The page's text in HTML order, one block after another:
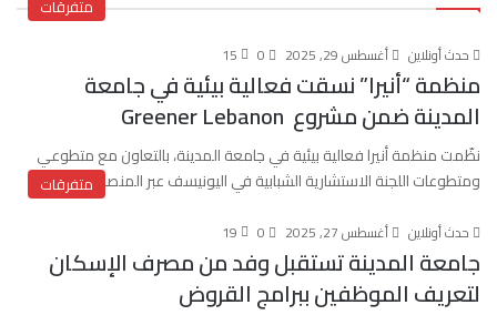
متفرقات
حدث أونلاين أغسطس 29, 2025 0
15
منظمة “أنيرا” نسقت فعالية بيئية في جامعة
المدينة ضمن مشروع Greener Lebanon
نظّمت منظمة أنيرا فعالية بيئية في جامعة المدينة، بالتعاون مع متطوعي
ومتطوعات اللجنة الاستشارية الشبابية في اليونيسف عبر المنصة الوطنية…
متفرقات
حدث أونلاين أغسطس 27, 2025 0
19
جامعة المدينة تستقبل وفد من مصرف الإسكان
لتعريف الموظفين ببرامج القروض